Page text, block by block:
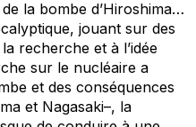
la bombe d’Hiroshima…
jouant sur des
recherche et à l’idée
sur le nucléaire a
et des conséquences
et Nagasaki–, la